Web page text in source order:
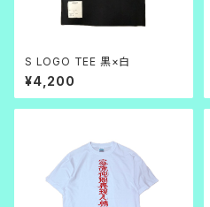
S LOGO TEE 黒×白
¥4,200